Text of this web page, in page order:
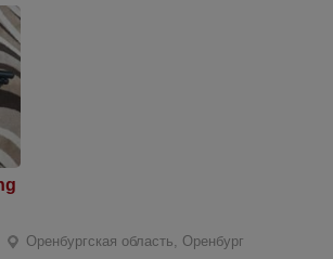
Оренбургская область, Оренбург